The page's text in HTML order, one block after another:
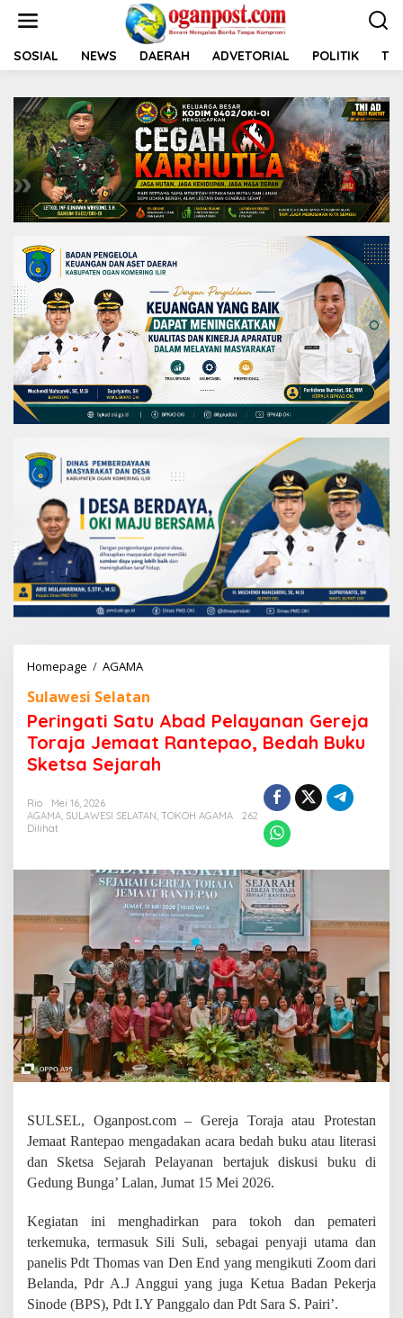
t
SOSIAL NEWS DAERAH ADVETORIAL POLITIK
Homepage / AGAMA
r
i
n
g
a
S
A
b
a
d
P
e
l
a
y
a
n
a
n
r
e
a
T
r
a
j
a
J
e
Sulawesi Selatan
Peringati Satu Abad Pelayanan Gereja
Toraja Jemaat Rantepao, Bedah Buku
Sketsa Sejarah
Rio
Mei 16, 2026
AGAMA, SULAWESI SELATAN, TOKOH AGAMA
262
Dilihat
SULSEL, Oganpost.com – Gereja Toraja atau Protestan
Jemaat Rantepao mengadakan acara bedah buku atau literasi
dan Sketsa Sejarah Pelayanan bertajuk diskusi buku di
Gedung Bunga’ Lalan, Jumat 15 Mei 2026.
Kegiatan ini menghadirkan para tokoh dan pemateri
terkemuka, termasuk Sili Suli, sebagai penyaji utama dan
panelis Pdt Thomas van Den End yang mengikuti Zoom dari
Belanda, Pdr A.J Anggui yang juga Ketua Badan Pekerja
Sinode (BPS), Pdt I.Y Panggalo dan Pdt Sara S. Pairi’.